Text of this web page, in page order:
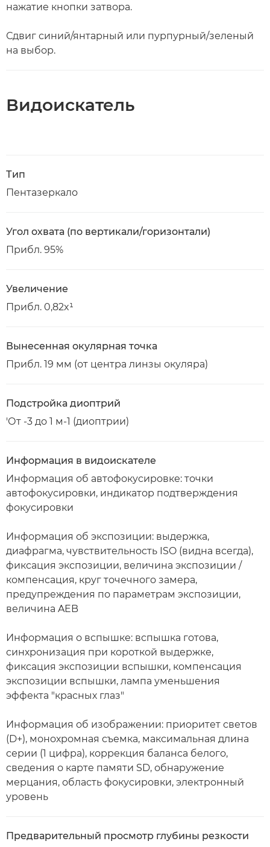
нажатие кнопки затвора.
Сдвиг синий/янтарный или пурпурный/зеленый
на выбор.
Видоискатель
Тип
Пентазеркало
Угол охвата (по вертикали/горизонтали)
Прибл. 95%
Увеличение
Прибл. 0,82x¹
Вынесенная окулярная точка
Прибл. 19 мм (от центра линзы окуляра)
Подстройка диоптрий
'От -3 до 1 м-1 (диоптрии)
Информация в видоискателе
Информация об автофокусировке: точки
автофокусировки, индикатор подтверждения
фокусировки
Информация об экспозиции: выдержка,
диафрагма, чувствительность ISO (видна всегда),
фиксация экспозиции, величина экспозиции /
компенсация, круг точечного замера,
предупреждения по параметрам экспозиции,
величина AEB
Информация о вспышке: вспышка готова,
синхронизация при короткой выдержке,
фиксация экспозиции вспышки, компенсация
экспозиции вспышки, лампа уменьшения
эффекта "красных глаз"
Информация об изображении: приоритет светов
(D+), монохромная съемка, максимальная длина
серии (1 цифра), коррекция баланса белого,
сведения о карте памяти SD, обнаружение
мерцания, область фокусировки, электронный
уровень
Предварительный просмотр глубины резкости